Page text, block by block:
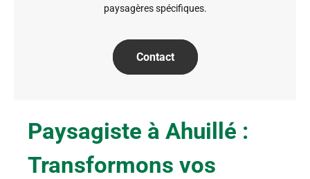
paysagères spécifiques.
Contact
Paysagiste à Ahuillé :
Transformons vos